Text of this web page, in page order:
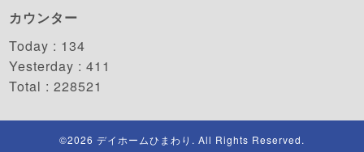
カウンター
Today : 134
Yesterday :411
Total :228521
©2026 デイホームひまわり . All Rights Reserved.